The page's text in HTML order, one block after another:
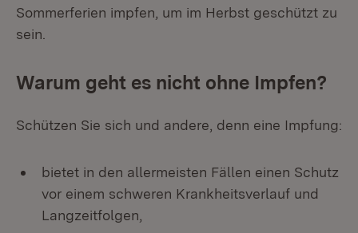
Sommerferien impfen, um im Herbst geschützt zu
sein.
Warum geht es nicht ohne Impfen?
Schützen Sie sich und andere, denn eine Impfung:
bietet in den allermeisten Fällen einen Schutz
vor einem schweren Krankheitsverlauf und
Langzeitfolgen,